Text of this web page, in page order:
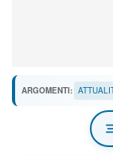
ARGOMENTI: